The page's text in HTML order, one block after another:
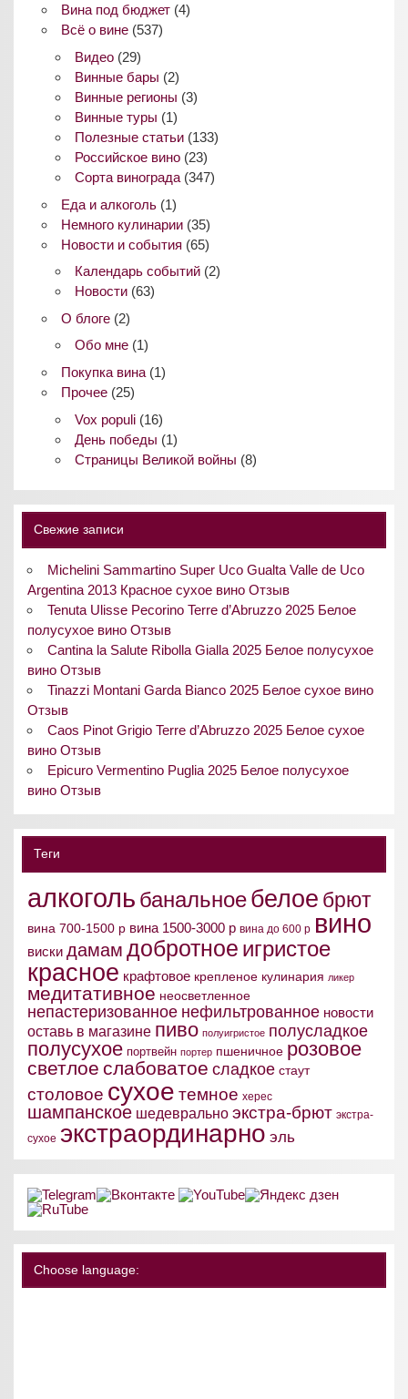
Вина под бюджет(4)
Всё о вине(537)
Видео(29)
Винные бары (2)
Винные регионы (3)
Винные туры (1)
Полезные статьи(133)
Российское вино(23)
Сорта винограда(347)
Еда и алкоголь(1)
Немного кулинарии(35)
Новости и события (65)
Календарь событий(2)
Новости(63)
О блоге(2)
Обо мне(1)
Покупка вина(1)
Прочее(25)
Vox populi(16)
День победы (1)
Страницы Великой войны (8)
Свежие записи
Michelini Sammartino Super Uco Gualta Valle de Uco
Argentina 2013 Красное сухое вино Отзыв
Tenuta Ulisse Pecorino Terre d’Abruzzo 2025 Белое
полусухое вино Отзыв
Cantina la Salute Ribolla Gialla 2025 Белое полусухое
вино Отзыв
Tinazzi Montani Garda Bianco 2025 Белое сухое вино
Отзыв
Caos Pinot Grigio Terre d’Abruzzo 2025 Белое сухое
вино Отзыв
Epicuro Vermentino Puglia 2025 Белое полусухое
вино Отзыв
Теги
алкоголь банальноебелое брют
вина 700-1500 р вина 1500-3000 р вина до 600 р вино
виски дамам добротное игристое
красное крафтовое крепленое кулинария ликер
медитативное неосветленное
непастеризованное нефильтрованное новости
оставь в магазине пиво полуигристое полусладкое
полусухое портвейн портер пшеничное розовое
светлое слабоватое сладкое стаут
столовое сухое темное херес
шампанское шедеврально экстра-брют экстра-
сухое экстраординарно эль
Choose language: